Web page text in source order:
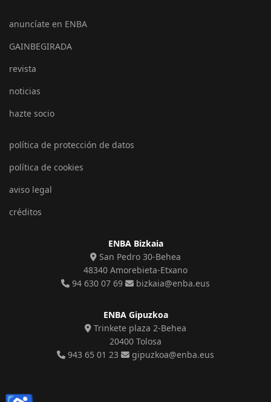
anuncíate en ENBA
GAINBEGIRADA
revista
noticias
hazte socio
política de protección de datos
política de cookies
aviso legal
créditos
ENBA Bizkaia
San Pedro 30-Behea
48340 Amorebieta-Etxano
94 630 07 69
bizkaia@enba.eus
ENBA Gipuzkoa
Trinkete plaza 2-Behea
20400 Tolosa
943 65 01 23
gipuzkoa@enba.eus